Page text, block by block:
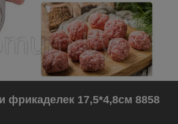
фрикаделек 17,5*4,8см 8858